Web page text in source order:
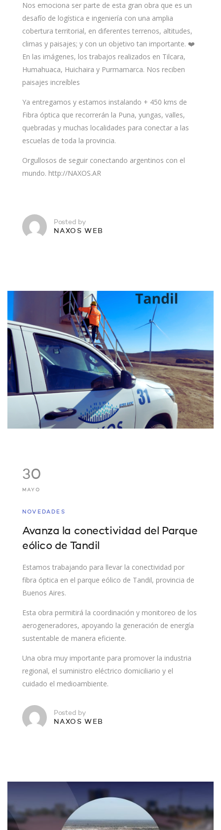
Nos emociona ser parte de esta gran obra que es un
desafío de logística e ingeniería con una amplia
cobertura territorial, en diferentes terrenos, altitudes,
climas y paisajes; y con un objetivo tan importante. ❤️
En las imágenes, los trabajos realizados en Tilcara,
Humahuaca, Huichaira y Purmamarca. Nos reciben
paisajes increíbles
Ya entregamos y estamos instalando + 450 kms de
Fibra óptica que recorrerán la Puna, yungas, valles,
quebradas y muchas localidades para conectar a las
escuelas de toda la provincia.
Orgullosos de seguir conectando argentinos con el
mundo. http://NAXOS.AR
Posted by
NAXOS WEB
30
MAYO
NOVEDADES
Avanza la conectividad del Parque
eólico de Tandil
Estamos trabajando para llevar la conectividad por
fibra óptica en el parque eólico de Tandil, provincia de
Buenos Aires.
Esta obra permitirá la coordinación y monitoreo de los
aerogeneradores, apoyando la generación de energía
sustentable de manera eficiente.
Una obra muy importante para promover la industria
regional, el suministro eléctrico domiciliario y el
cuidado el medioambiente.
Posted by
NAXOS WEB